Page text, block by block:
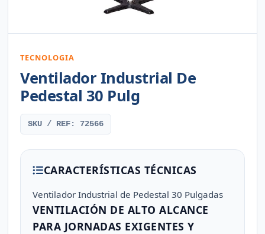
TECNOLOGIA
Ventilador Industrial De
Pedestal 30 Pulg
SKU / REF: 72566
CARACTERÍSTICAS TÉCNICAS
Ventilador Industrial de Pedestal 30 Pulgadas
VENTILACIÓN DE ALTO ALCANCE
PARA JORNADAS EXIGENTES Y